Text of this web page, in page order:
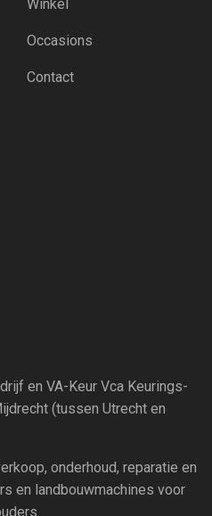
Winkel
Occasions
Contact
en VA-Keur Vca Keurings-
(tussen Utrecht en
onderhoud, reparatie en
en landbouwmachines voor